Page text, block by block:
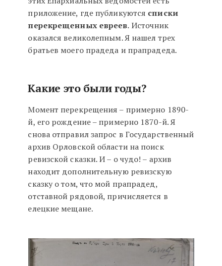
приложение, где публикуются списки
перекрещенных евреев. Источник
оказался великолепным. Я нашел трех
братьев моего прадеда и прапрадеда.
Какие это были годы?
Момент перекрещения – примерно 1890-
й, его рождение – примерно 1870-й. Я
снова отправил запрос в Государственный
архив Орловской области на поиск
ревизской сказки. И – о чудо! – архив
находит дополнительную ревизскую
сказку о том, что мой прапрадед,
отставной рядовой, причисляется в
елецкие мещане.